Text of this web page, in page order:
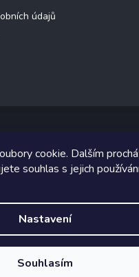
cookie. Dalším
souhlas s jejich
Nastavení
Souhlasím
údajů
s.r.o.. Všechna práva
na Shoptet implementoval
Shoptetak.cz.
Vytvořil Shoptet